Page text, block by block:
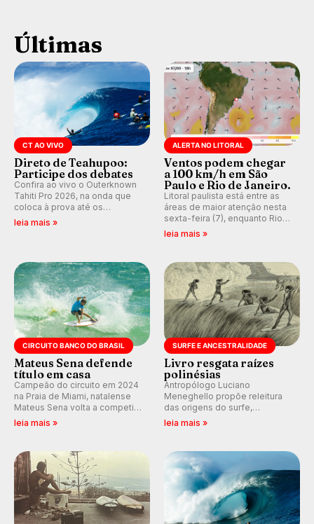
Últimas
CT AO VIVO
Direto de Teahupoo:
Participe dos debates
Confira ao vivo o Outerknown
Tahiti Pro 2026, na onda que
coloca à prova até os
melhores surfistas do mundo.
leia mais »
ALERTA NO LITORAL
Ventos podem chegar
a 100 km/h em São
Paulo e Rio de Janeiro.
Litoral paulista está entre as
áreas de maior atenção nesta
sexta-feira (7), enquanto Rio
de Janeiro também recebe
km/h em Itanhaém.
leia mais »
CIRCUITO BANCO DO BRASIL
Mateus Sena defende
título em casa
Campeão do circuito em 2024
na Praia de Miami, natalense
Mateus Sena volta a competir
em casa em busca de manter a
leia mais »
SURFE E ANCESTRALIDADE
Livro resgata raízes
polinésias
Antropólogo Luciano
Meneghello propõe releitura
das origens do surfe,
resgatando a cultura polinésia
prática em esporte e indústria.
leia mais »